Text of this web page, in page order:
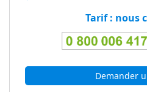
Tarif : nous
Demander